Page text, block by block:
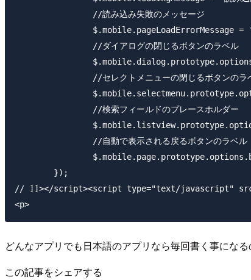
// ]]></script><script type="text/javascript"
<p>
どんなアプリでも日本語のアプリなら毎回書く事になる
この記事をシェアする